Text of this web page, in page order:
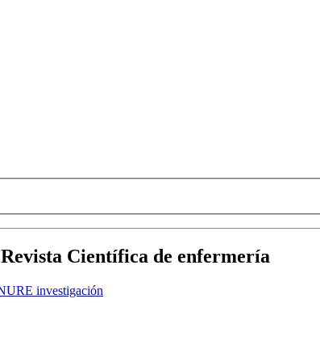
Revista Científica de enfermería